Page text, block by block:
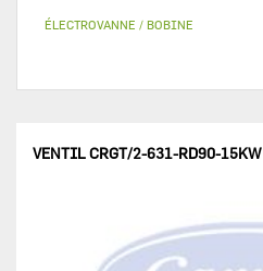
ÉLECTROVANNE / BOBINE
VENTIL CRGT/2-631-RD90-15KW